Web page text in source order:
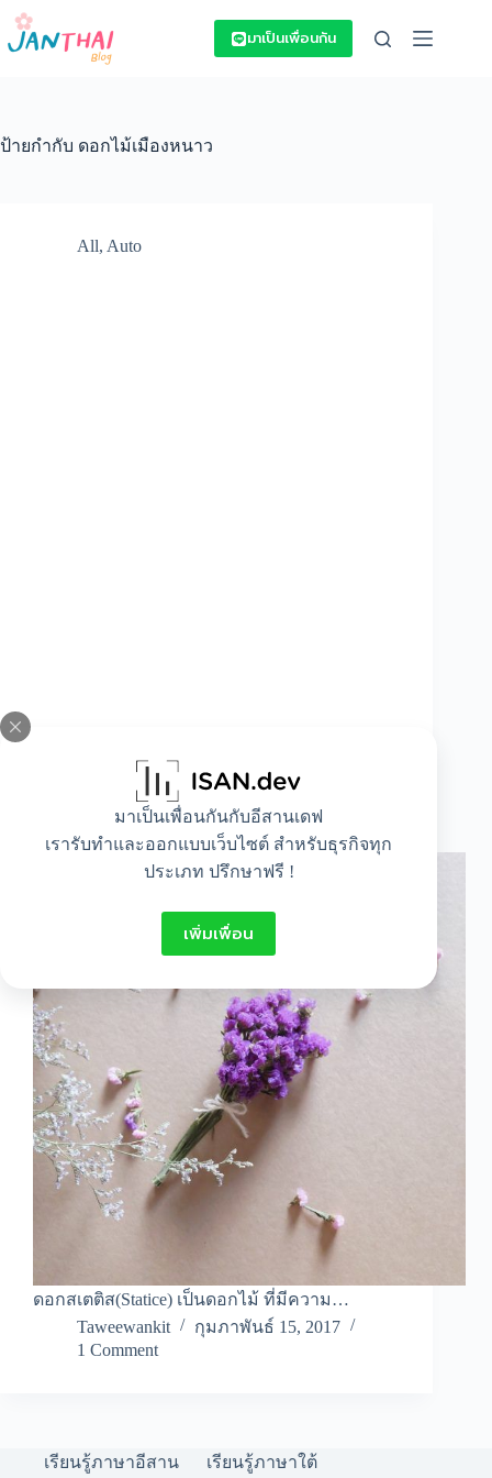
Skip
content
มาเป็นเพื่อนกันกับอีสานเดฟ
เรารับทำและออกแบบเว็บไซต์ สำหรับธุรกิจทุก
ประเภท ปรึกษาฟรี !
เพิ่มเพื่อน
มาเป็นเพื่อนกัน
ป้ายกำกับ ดอกไม้เมืองหนาว
All, Auto
ดอกสแตติส (Statice)
ดอกสเตติส(Statice) เป็นดอกไม้ ที่มีความ…
Taweewankit
กุมภาพันธ์ 15, 2017
1 Comment
เรียนรู้ภาษาอีสาน เรียนรู้ภาษาใต้